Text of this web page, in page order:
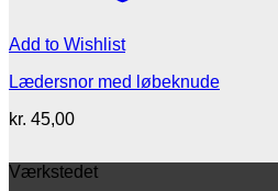
Add to Wishlist
Lædersnor med løbeknude
kr. 45,00
Værkstedet